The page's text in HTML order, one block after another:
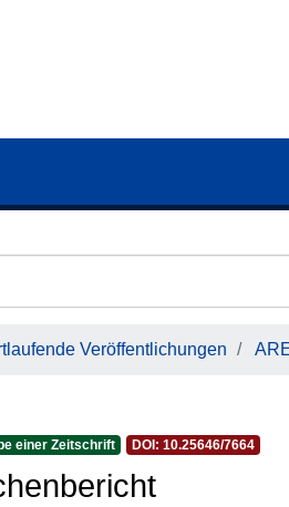
Veröffentlichungen
einer Zeitschrift DOI: 10.25646/7664